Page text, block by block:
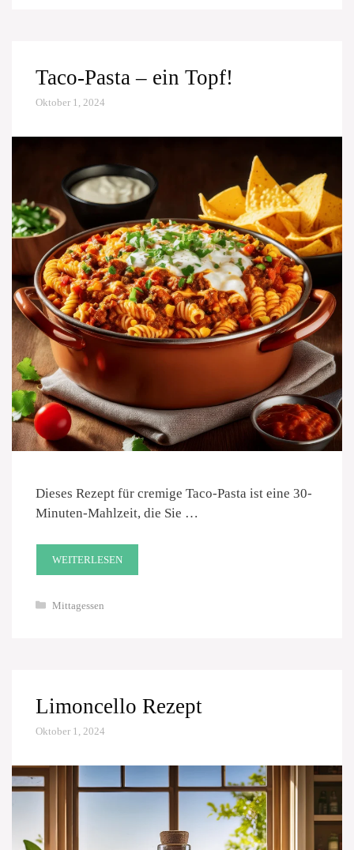
Taco-Pasta – ein Topf!
Oktober 1, 2024
Dieses Rezept für cremige Taco-Pasta ist eine 30-
Minuten-Mahlzeit, die Sie …
WEITERLESEN
Kategorien
Mittagessen
Limoncello Rezept
Oktober 1, 2024